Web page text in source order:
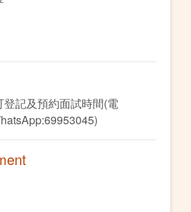
記及預約面試時間(電